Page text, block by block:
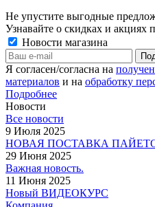
Не упустите выгодные
Узнавайте о скидках и акциях
Новости магазина
Я согласен/согласна на
материалов и на обработку
Подробнее
Новости
Все новости
9 Июля 2025
НОВАЯ ПОСТАВКА
29 Июня 2025
Важная новость.
11 Июня 2025
Новый ВИДЕОКУРС